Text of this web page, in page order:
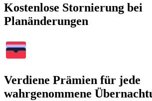
Kostenlose Stornierung bei
Planänderungen
Verdiene Prämien für jede
wahrgenommene